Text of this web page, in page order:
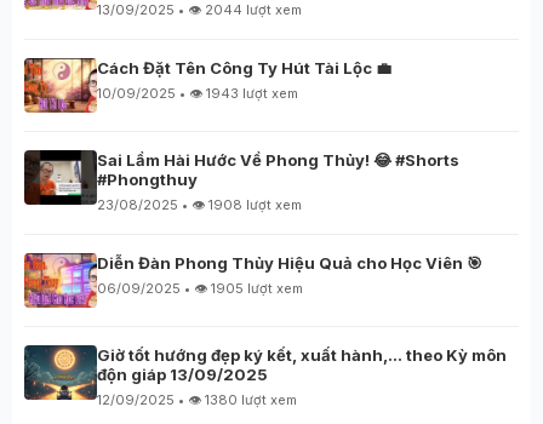
13/09/2025 • 👁️ 2044 lượt xem
Cách Đặt Tên Công Ty Hút Tài Lộc 💼
10/09/2025 • 👁️ 1943 lượt xem
Sai Lầm Hài Hước Về Phong Thủy! 😂 #Shorts
#Phongthuy
23/08/2025 • 👁️ 1908 lượt xem
Diễn Đàn Phong Thủy Hiệu Quả cho Học Viên 🎯
06/09/2025 • 👁️ 1905 lượt xem
Giờ tốt hướng đẹp ký kết, xuất hành,… theo Kỳ môn
độn giáp 13/09/2025
12/09/2025 • 👁️ 1380 lượt xem